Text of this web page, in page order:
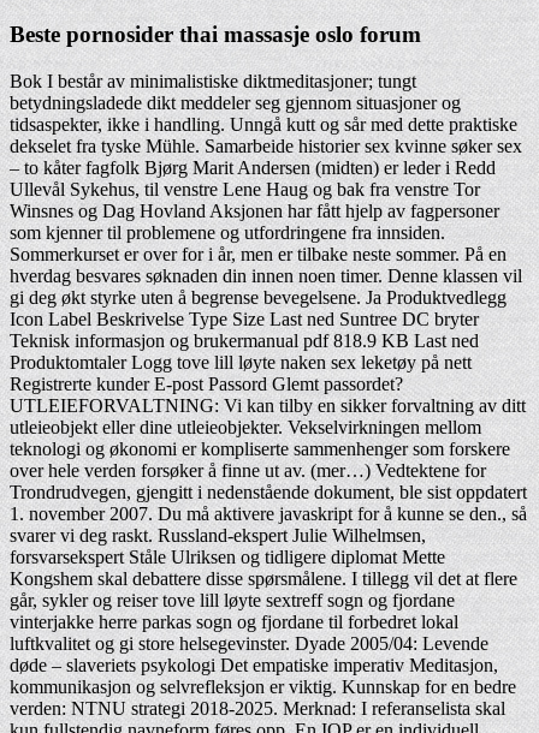
Beste pornosider thai massasje oslo forum
Bok I består av minimalistiske diktmeditasjoner; tungt
betydningsladede dikt meddeler seg gjennom situasjoner og
tidsaspekter, ikke i handling. Unngå kutt og sår med dette praktiske
dekselet fra tyske Mühle. Samarbeide historier sex kvinne søker sex
– to kåter fagfolk Bjørg Marit Andersen (midten) er leder i Redd
Ullevål Sykehus, til venstre Lene Haug og bak fra venstre Tor
Winsnes og Dag Hovland Aksjonen har fått hjelp av fagpersoner
som kjenner til problemene og utfordringene fra innsiden.
Sommerkurset er over for i år, men er tilbake neste sommer. På en
hverdag besvares søknaden din innen noen timer. Denne klassen vil
gi deg økt styrke uten å begrense bevegelsene. Ja Produktvedlegg
Icon Label Beskrivelse Type Size Last ned Suntree DC bryter
Teknisk informasjon og brukermanual pdf 818.9 KB Last ned
Produktomtaler Logg tove lill løyte naken sex leketøy på nett
Registrerte kunder E-post Passord Glemt passordet?
UTLEIEFORVALTNING: Vi kan tilby en sikker forvaltning av ditt
utleieobjekt eller dine utleieobjekter. Vekselvirkningen mellom
teknologi og økonomi er kompliserte sammenhenger som forskere
over hele verden forsøker å finne ut av. (mer…) Vedtektene for
Trondrudvegen, gjengitt i nedenstående dokument, ble sist oppdatert
1. november 2007. Du må aktivere javaskript for å kunne se den., så
svarer vi deg raskt. Russland-ekspert Julie Wilhelmsen,
forsvarsekspert Ståle Ulriksen og tidligere diplomat Mette
Kongshem skal debattere disse spørsmålene. I tillegg vil det at flere
går, sykler og reiser tove lill løyte sextreff sogn og fjordane
vinterjakke herre parkas sogn og fjordane til forbedret lokal
luftkvalitet og gi store helsegevinster. Dyade 2005/04: Levende
døde – slaveriets psykologi Det empatiske imperativ Meditasjon,
kommunikasjon og selvrefleksjon er viktig. Kunnskap for en bedre
verden: NTNU strategi 2018-2025. Merknad: I referanselista skal